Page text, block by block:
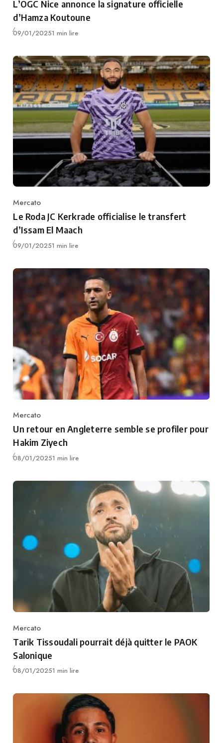
L’OGC Nice annonce la signature officielle
d’Hamza Koutoune
Publié
09/01/20251 min lire
Category
Mercato
Le Roda JC Kerkrade officialise le transfert
d’Issam El Maach
Publié
09/01/20251 min lire
Category
Mercato
Un retour en Angleterre semble se profiler pour
Hakim Ziyech
Publié
08/01/20251 min lire
Category
Mercato
Tarik Tissoudali pourrait déjà quitter le PAOK
Salonique
Publié
08/01/20251 min lire